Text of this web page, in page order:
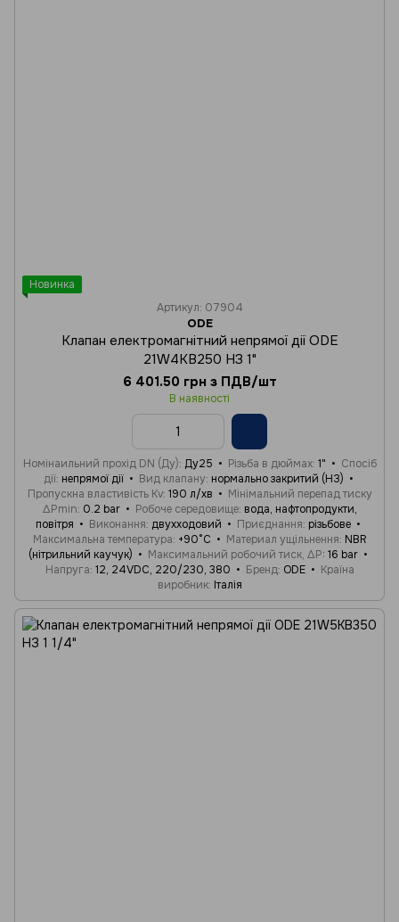
Новинка
Артикул: 07904
ODE
Клапан електромагнітний непрямої дії ODE
21W4KB250 НЗ 1"
6 401.50 грн з ПДВ/шт
В наявності
Номінаильний прохід DN (Ду) Ду25 Різьба в дюймах 1"
Спосіб
дії непрямої дії Вид клапану нормально закритий (НЗ)
Пропускна властивість Kv 190 л/хв
Мінімальний перепад тиску
ΔPmin 0.2 bar Робоче середовище вода, нафтопродукти,
повітря
Виконання двухходовий Приєднання різьбове
Максимальна температура +90°C Материал ущільнення NBR
(нітрильний каучук)
Максимальний робочий тиск, ΔP 16 bar
Напруга 12, 24VDC, 220/230, 380 Бренд ODE
Країна
виробник Італія